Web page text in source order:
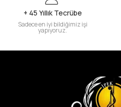
+ 45 Yıllık Tecrübe
Sadece en iyi bildiğimiz işi
yapıyoruz.